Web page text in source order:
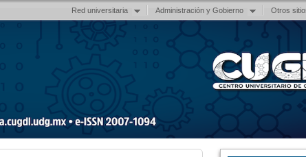
Red universitaria Administración y Gobierno Otros